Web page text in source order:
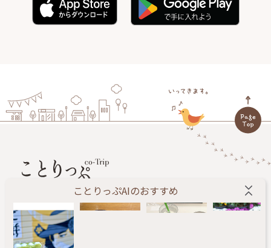
ことりっぷ編集部が、あたらしい旅のきっかけになる
情報を毎日配信するWEBメディアです。
ことりっぷAIのおすすめ